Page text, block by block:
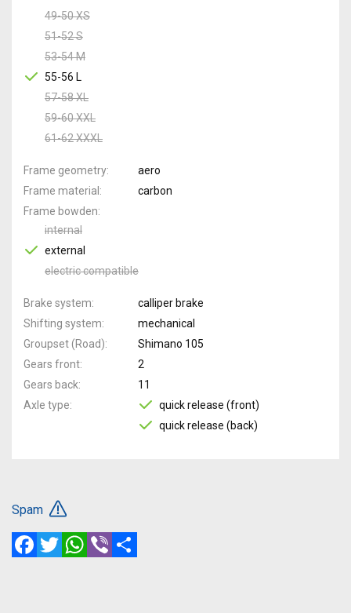
49-50 XS
51-52 S
53-54 M
55-56 L
57-58 XL
59-60 XXL
61-62 XXXL
Frame geometry
aero
Frame material
carbon
Frame bowden
internal
external
electric compatible
Brake system
calliper brake
Shifting system
mechanical
Groupset (Road)
Shimano 105
Gears front
2
Gears back
11
Axle type
quick release (front)
quick release (back)
Spam
FacebookTwitterWhatsApp
Viber